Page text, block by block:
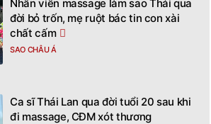
Nhân viên massage làm sao Thái qua
đời bỏ trốn, mẹ ruột bác tin con xài
chất cấm
SAO CHÂU Á
Ca sĩ Thái Lan qua đời tuổi 20 sau khi
đi massage, CĐM xót thương